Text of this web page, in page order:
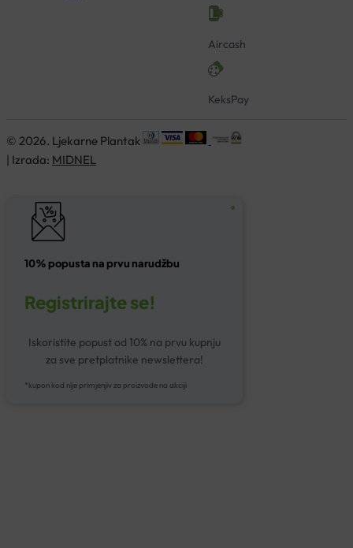
Aircash
KeksPay
© 2026. Ljekarne Plantak
| Izrada: MIDNEL
10% popusta na prvu narudžbu
Registrirajte se!
Iskoristite popust od 10% na prvu kupnju
za sve pretplatnike newslettera!
*kupon kod nije primjenjiv za proizvode na akciji